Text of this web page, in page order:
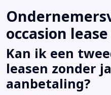
occasion
Kan ik een
leasen zonder
aanbetaling?